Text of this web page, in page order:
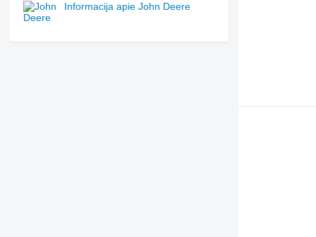
Informacija apie John Deere